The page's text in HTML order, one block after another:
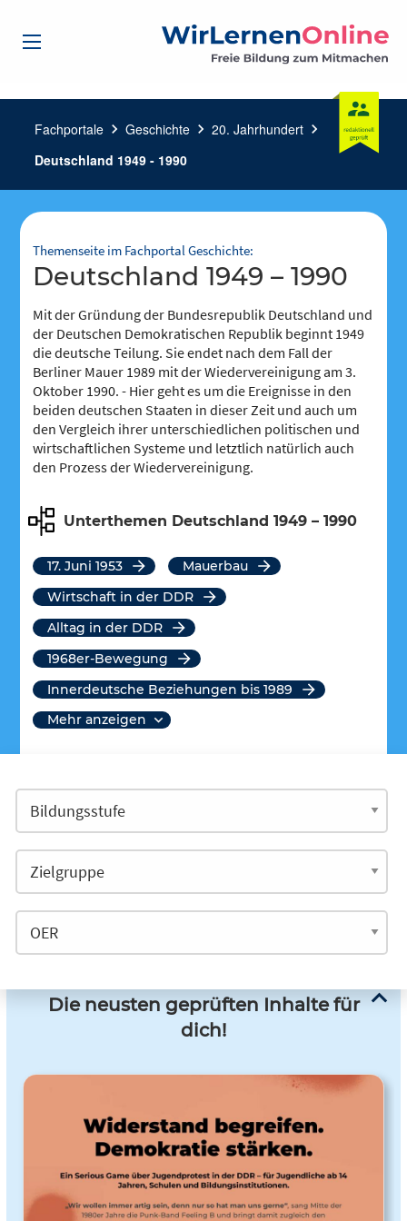
Fachportale chevron_right Geschichte chevron_right 20. Jahrhundert chevron_right
Deutschland 1949 - 1990
Themenseite im Fachportal Geschichte:
Deutschland 1949 – 1990
Mit der Gründung der Bundesrepublik Deutschland und
der Deutschen Demokratischen Republik beginnt 1949
die deutsche Teilung. Sie endet nach dem Fall der
Berliner Mauer 1989 mit der Wiedervereinigung am 3.
Oktober 1990. - Hier geht es um die Ereignisse in den
beiden deutschen Staaten in dieser Zeit und auch um
den Vergleich ihrer unterschiedlichen politischen und
wirtschaftlichen Systeme und letztlich natürlich auch
den Prozess der Wiedervereinigung.
Unterthemen Deutschland 1949 – 1990
17. Juni 1953
Mauerbau
Wirtschaft in der DDR
Alltag in der DDR
1968er-Bewegung
Innerdeutsche Beziehungen bis 1989
mehr anzeigen
Die neusten geprüften Inhalte für
dich!